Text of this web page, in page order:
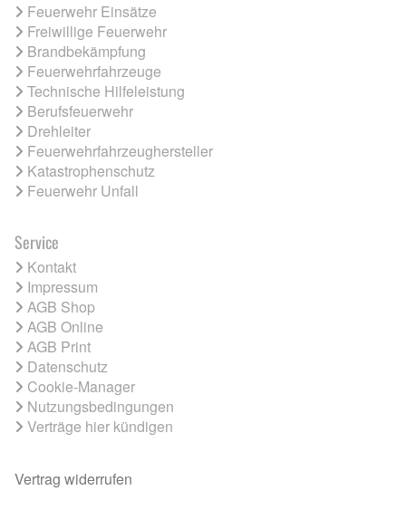
Feuerwehr Einsätze
Freiwillige Feuerwehr
Brandbekämpfung
Feuerwehrfahrzeuge
Technische Hilfeleistung
Berufsfeuerwehr
Drehleiter
Feuerwehrfahrzeughersteller
Katastrophenschutz
Feuerwehr Unfall
Service
Kontakt
Impressum
AGB Shop
AGB Online
AGB Print
Datenschutz
Cookie-Manager
Nutzungsbedingungen
Verträge hier kündigen
Vertrag widerrufen